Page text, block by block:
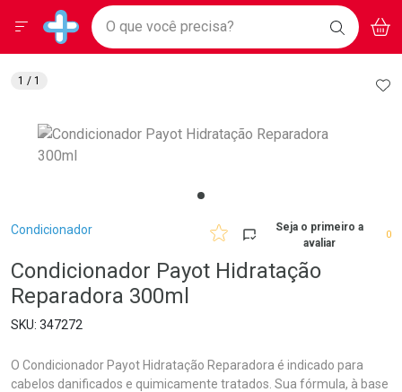
Drogarias Pacheco
Baixe nosso APP e aproveite Ofertas Exclusivas!
BAIXE
O APP
Ir direto para a home
pela página
Ir direto para o conteúdo
Ir direto para a busca
Ir direto para a conta
Ir direto para a notificações
Ir direto para o carrinho
Ir direto para o menu
Faça a sua busca
O que você precisa? BUSCAR
Menu
Breadcrumb
Condicionador
Seja o primeiro a
avaliar
0
Condicionador Payot Hidratação
Reparadora 300ml
347272
O Condicionador Payot Hidratação Reparadora é indicado para
cabelos danificados e quimicamente tratados. Sua fórmula, à base
1 / 1